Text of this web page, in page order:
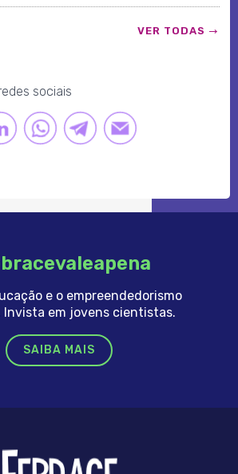
VER TODAS
sociais
LINKEDIN
LINK
e o empreendedorismo
Invista em jovens cientistas.
SAIBA MAIS
FEBRRACE